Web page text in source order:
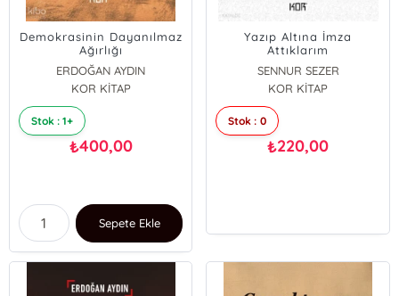
Demokrasinin Dayanılmaz
Ağırlığı
ERDOĞAN AYDIN
KOR KİTAP
Stok : 1+
₺400,00
Sepete Ekle
Yazıp Altına İmza
Attıklarım
SENNUR SEZER
KOR KİTAP
Stok : 0
₺220,00